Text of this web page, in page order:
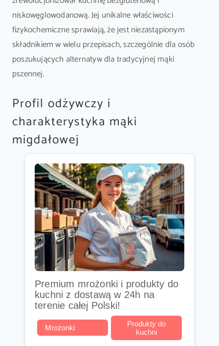
niskowęglowodanową. Jej unikalne właściwości
fizykochemiczne sprawiają, że jest niezastąpionym
składnikiem w wielu przepisach, szczególnie dla osób
poszukujących alternatyw dla tradycyjnej mąki
pszennej.
Profil odżywczy i
charakterystyka mąki
migdałowej
Premium mrożonki i produkty do
kuchni z dostawą w 24h na
terenie całej Polski!
Mrożonki
Produkty do
kuchni